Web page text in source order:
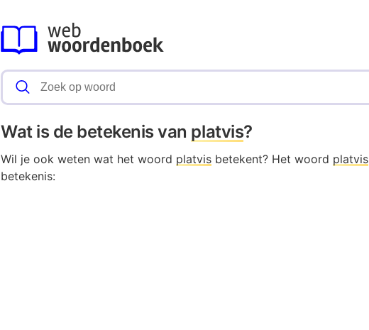
Wat is de betekenis van platvis?
Wil je ook weten wat het woord platvis betekent? Het woord platvis
betekenis: